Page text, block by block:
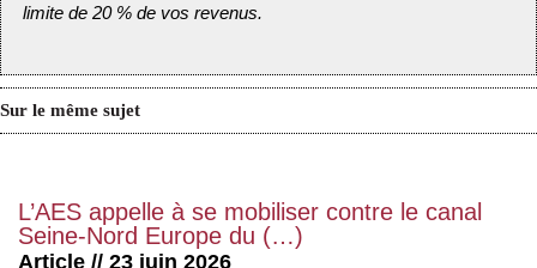
limite de 20 % de vos revenus.
Sur le même sujet
L’AES appelle à se mobiliser contre le canal
Seine-Nord Europe du (…)
Article // 23 juin 2026